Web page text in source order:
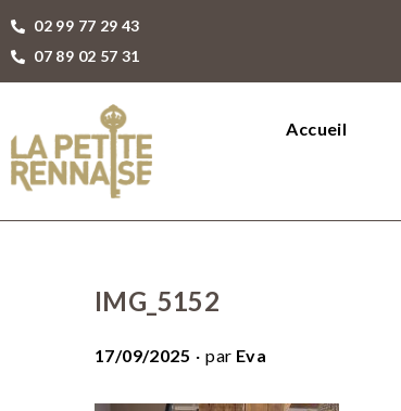
02 99 77 29 43
07 89 02 57 31
Accueil
IMG_5152
P
17/09/2025 . par Eva